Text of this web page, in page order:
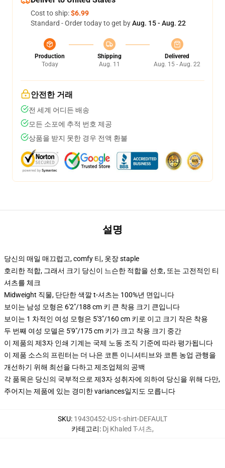
Cost to ship:$6.99
Standard - Order today to get byAug. 15 - Aug. 22
Production
Today
Shipping
Aug. 11
Delivered
Aug. 15 - Aug. 22
안전한 거래
전 세계 어디든 배송
모든 소포에 추적 번호 제공
상품을 받지 못한 경우 전액 환불
설명
당신의 매일 매끄럽고, comfy 티, 옷장 staple
호리한 적합, 그래서 크기 당신이 느슨한 적합을 선호, 또는 고전적인 티
셔츠를 체크
Midweight 직물, 단단한 색깔 t-셔츠는 100%년 면입니다
보이는 남성 모형은 6'2"/188 cm 키 큰 착용 크기 큰입니다
보이는 1 차적인 여성 모형은 5'3"/160 cm 키로 이고 크기 작은 착용
두 번째 여성 모델은 5'9"/175 cm 키가 크고 착용 크기 중간
이 제품의 제3자 인쇄 기계는 국제 노동 조직 기준에 따라 평가됩니다
이 제품 소스의 프린터는 더 나은 코튼 이니셔티브와 코튼 농업 관행을
개선하기 위해 최선을 다하고 제조업체의 공백
각 품목은 당신의 국부적으로 제3자 성취자에 의하여 당신을 위해 다만,
주어지는 제품에 있는 경미한 variances일지도 모릅니다
SKU: 19430452-US-t-shirt-DEFAULT
카테고리: Dj Khaled T-셔츠,